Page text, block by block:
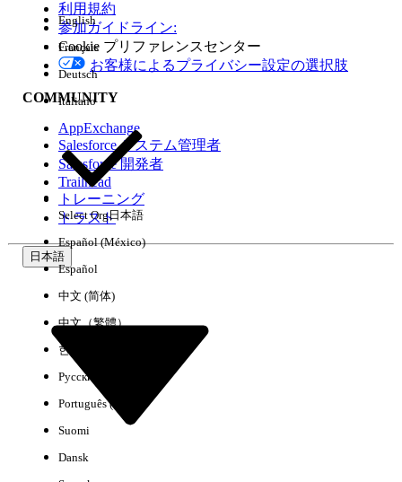
エディション
環境
利用規約
参加ガイドライン:
Cookie プリファレンスセンター
お客様によるプライバシー設定の選択肢
COMMUNITY
AppExchange
Salesforce システム管理者
Salesforce 開発者
Trailhead
トレーニング
トラスト
日本語
English
Français
Deutsch
Italiano
Select Org日本語
Español (México)
Español
中文 (简体)
中文（繁體）
한국어
Русский
Português (Brasil)
Suomi
Dansk